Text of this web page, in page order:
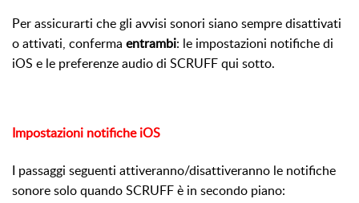
Per assicurarti che gli avvisi sonori siano sempre disattivati
o attivati, conferma entrambi: le impostazioni notifiche di
iOS e le preferenze audio di SCRUFF qui sotto.
Impostazioni notifiche iOS
I passaggi seguenti attiveranno/disattiveranno le notifiche
sonore solo quando SCRUFF è in secondo piano: